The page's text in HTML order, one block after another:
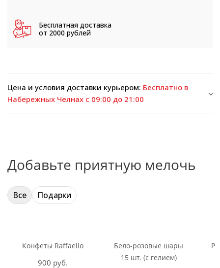
Бесплатная доставка
от 2000 рублей
Цена и условия доставки курьером: Бесплатно в
Набережных Челнах с 09:00 до 21:00
Добавьте приятную мелочь
Все Подарки
Конфеты Raffaello
900 руб.
Бело-розовые шары
15 шт. (с гелием)